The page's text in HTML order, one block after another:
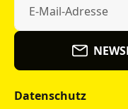
Datenschutz